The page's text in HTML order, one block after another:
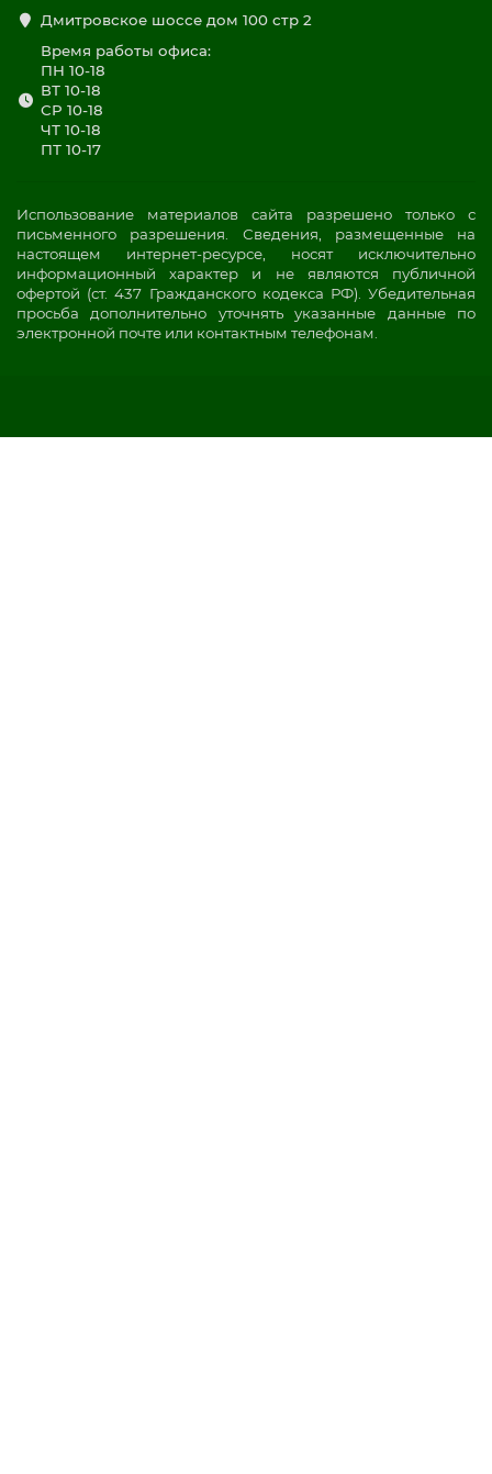
Дмитровское шоссе дом 100 стр 2
Время работы офиса:
ПН 10-18
ВТ 10-18
СР 10-18
ЧТ 10-18
ПТ 10-17
Использование материалов сайта разрешено только с
письменного разрешения. Сведения, размещенные на
настоящем интернет-ресурсе, носят исключительно
информационный характер и не являются публичной
офертой (ст. 437 Гражданского кодекса РФ). Убедительная
просьба дополнительно уточнять указанные данные по
электронной почте или контактным телефонам.